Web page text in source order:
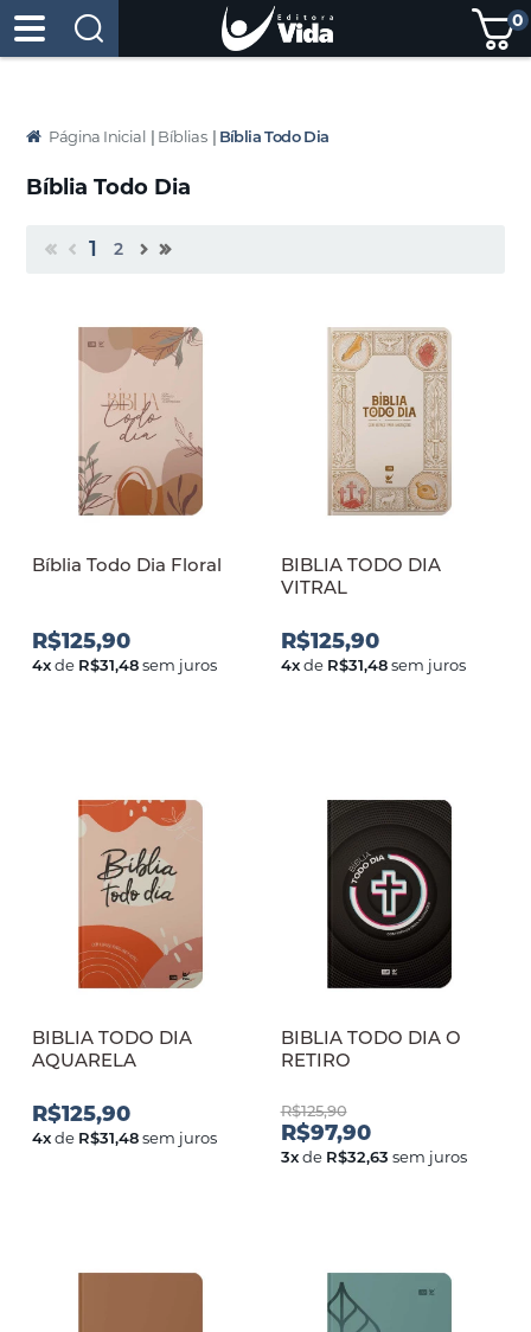
0
Página Inicial | Bíblias | Bíblia Todo Dia
Bíblia Todo Dia
1 2
Bíblia Todo Dia Floral
R$125,90
4xde R$31,48sem juros
BIBLIA TODO DIA
VITRAL
R$125,90
4xde R$31,48sem juros
BIBLIA TODO DIA
AQUARELA
R$125,90
4xde R$31,48sem juros
BIBLIA TODO DIA O
RETIRO
R$125,90
R$97,90
3xde R$32,63 sem juros